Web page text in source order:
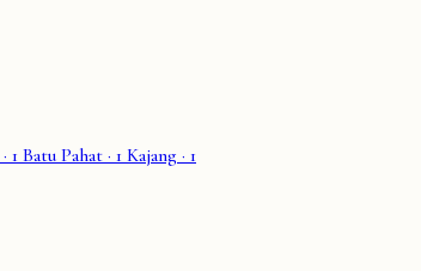
· 1 Batu Pahat · 1 Kajang · 1